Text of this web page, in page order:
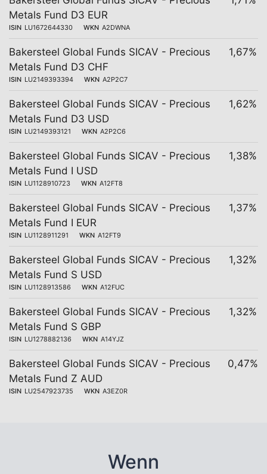
Metals Fund D3 EUR
ISIN LU1672644330 WKN A2DWNA
Bakersteel Global Funds SICAV - Precious
Metals Fund D3 CHF
ISIN LU2149393394 WKN A2P2C7
1,67%
Bakersteel Global Funds SICAV - Precious
Metals Fund D3 USD
ISIN LU2149393121 WKN A2P2C6
1,62%
Bakersteel Global Funds SICAV - Precious
Metals Fund I USD
ISIN LU1128910723 WKN A12FT8
1,38%
Bakersteel Global Funds SICAV - Precious
Metals Fund I EUR
ISIN LU1128911291 WKN A12FT9
1,37%
Bakersteel Global Funds SICAV - Precious
Metals Fund S USD
ISIN LU1128913586 WKN A12FUC
1,32%
Bakersteel Global Funds SICAV - Precious
Metals Fund S GBP
ISIN LU1278882136 WKN A14YJZ
1,32%
Bakersteel Global Funds SICAV - Precious
Metals Fund Z AUD
ISIN LU2547923735 WKN A3EZ0R
0,47%
Wenn